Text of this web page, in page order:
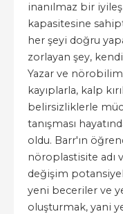
inanılmaz bir
kapasitesine
her şeyi doğru
zorlayan şey,
Yazar ve
kayıplarla, kalp
belirsizliklerle
tanışması
oldu. Barr'ın
nöroplastisite adı
değişim
yeni beceriler ve
oluşturmak, yani